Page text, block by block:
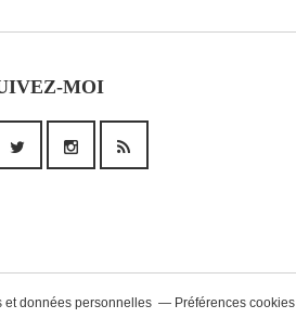
MOI
et données personnelles Préférences cookies